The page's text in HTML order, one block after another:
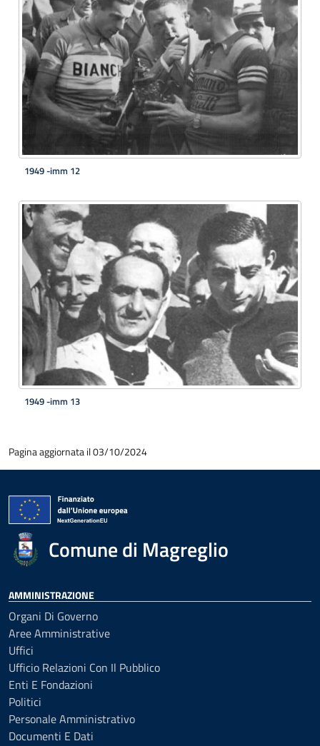
1949 -imm 12
1949 -imm 13
Pagina aggiornata il 03/10/2024
Comune di Magreglio
AMMINISTRAZIONE
Organi Di Governo
Aree Amministrative
Uffici
Ufficio Relazioni Con Il Pubblico
Enti E Fondazioni
Politici
Personale Amministrativo
Documenti E Dati